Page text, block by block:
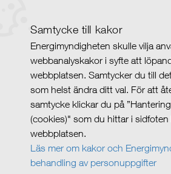
Samtycke till kakor
Energimyndigheten skulle vilja
webbanalyskakor i syfte att
webbplatsen. Samtycker du till
som helst ändra ditt val. För att
samtycke klickar du på
(cookies)" som du hittar i
webbplatsen.
Läs mer om kakor och
behandling av personuppgifter